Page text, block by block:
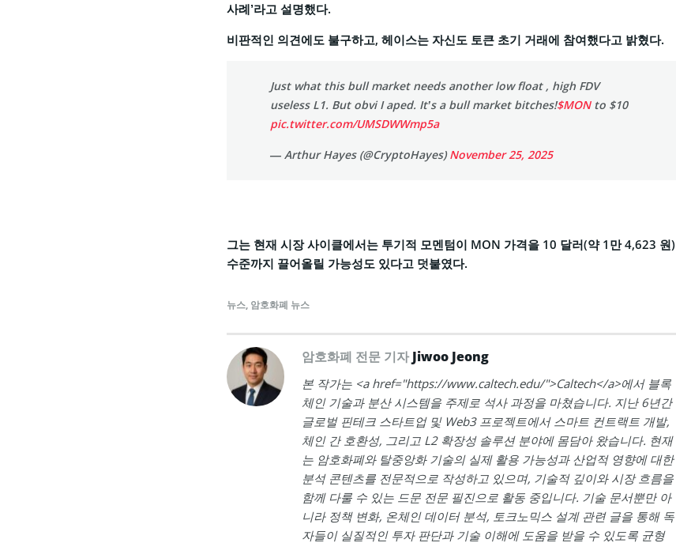
사례’라고 설명했다.
비판적인 의견에도 불구하고, 헤이스는 자신도 토큰 초기 거래에 참여했다고 밝혔다.
Just what this bull market needs another low float , high FDV
useless L1. But obvi I aped. It’s a bull market bitches!$MONto $10
pic.twitter.com/UMSDWWmp5a
— Arthur Hayes (@CryptoHayes)November 25, 2025
그는 현재 시장 사이클에서는 투기적 모멘텀이 MON 가격을 10 달러(약 1만 4,623 원)
수준까지 끌어올릴 가능성도 있다고 덧붙였다.
뉴스, 암호화폐 뉴스
암호화폐 전문 기자Jiwoo Jeong
본 작가는 <a href="https://www.caltech.edu/">Caltech</a>에서 블록
체인 기술과 분산 시스템을 주제로 석사 과정을 마쳤습니다. 지난 6년간
글로벌 핀테크 스타트업 및 Web3 프로젝트에서 스마트 컨트랙트 개발,
체인 간 호환성, 그리고 L2 확장성 솔루션 분야에 몸담아 왔습니다. 현재
는 암호화폐와 탈중앙화 기술의 실제 활용 가능성과 산업적 영향에 대한
분석 콘텐츠를 전문적으로 작성하고 있으며, 기술적 깊이와 시장 흐름을
함께 다룰 수 있는 드문 전문 필진으로 활동 중입니다. 기술 문서뿐만 아
니라 정책 변화, 온체인 데이터 분석, 토크노믹스 설계 관련 글을 통해 독
자들이 실질적인 투자 판단과 기술 이해에 도움을 받을 수 있도록 균형